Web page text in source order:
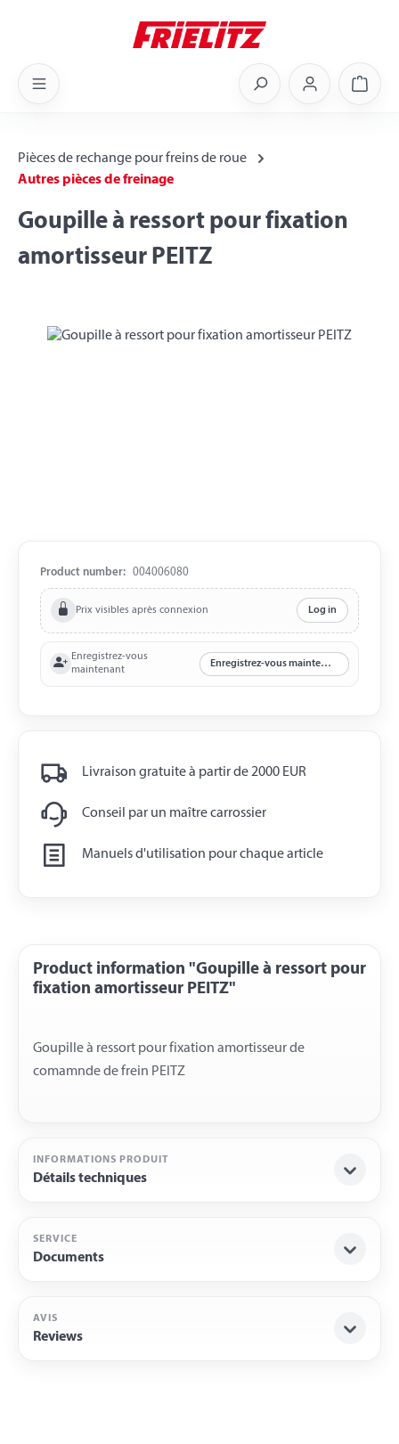
Pièces de rechange pour freins de roue
Autres pièces de freinage
Goupille à ressort pour fixation
amortisseur PEITZ
Skip image gallery
Product number: 004006080
Prix visibles après connexion Log in
Enregistrez-vous
maintenant
Enregistrez-vous maintenant
Livraison gratuite à partir de 2000 EUR
Conseil par un maître carrossier
Manuels d'utilisation pour chaque article
Product information "Goupille à ressort pour
fixation amortisseur PEITZ"
Goupille à ressort pour fixation amortisseur de
INFORMATIONS PRODUIT
Détails techniques
SERVICE
Documents
AVIS
Reviews